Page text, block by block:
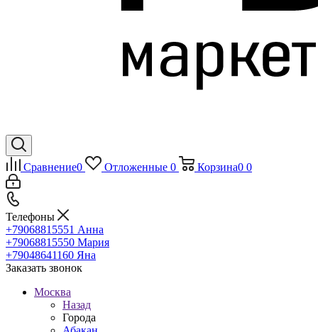
Сравнение0 Отложенные 0 Корзина0 0
Телефоны
+79068815551 Анна
+79068815550 Мария
+79048641160 Яна
Заказать звонок
Москва
Назад
Города